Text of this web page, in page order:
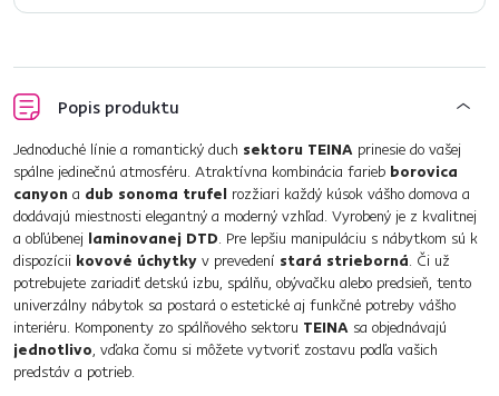
Popis produktu
Jednoduché línie a romantický duch sektoru TEINA prinesie do vašej
spálne jedinečnú atmosféru. Atraktívna kombinácia farieb borovica
canyon a dub sonoma trufel rozžiari každý kúsok vášho domova a
dodávajú miestnosti elegantný a moderný vzhľad. Vyrobený je z kvalitnej
a obľúbenej laminovanej DTD. Pre lepšiu manipuláciu s nábytkom sú k
dispozícii kovové úchytky v prevedení stará strieborná. Či už
potrebujete zariadiť detskú izbu, spálňu, obývačku alebo predsieň, tento
univerzálny nábytok sa postará o estetické aj funkčné potreby vášho
interiéru. Komponenty zo spálňového sektoru TEINA sa objednávajú
jednotlivo, vďaka čomu si môžete vytvoriť zostavu podľa vašich
predstáv a potrieb.